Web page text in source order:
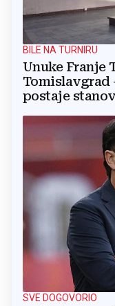
BILE NA TURNIRU
Unuke Franje
Tomislavgrad
postaje
SVE DOGOVORIO